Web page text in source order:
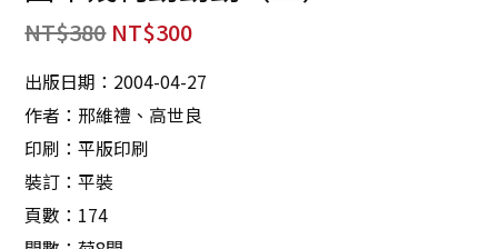
NT$380 NT$300
出版日期：2004-04-27
作者：邢維禮、高世良
印刷：平版印刷
裝訂：平裝
頁數：174